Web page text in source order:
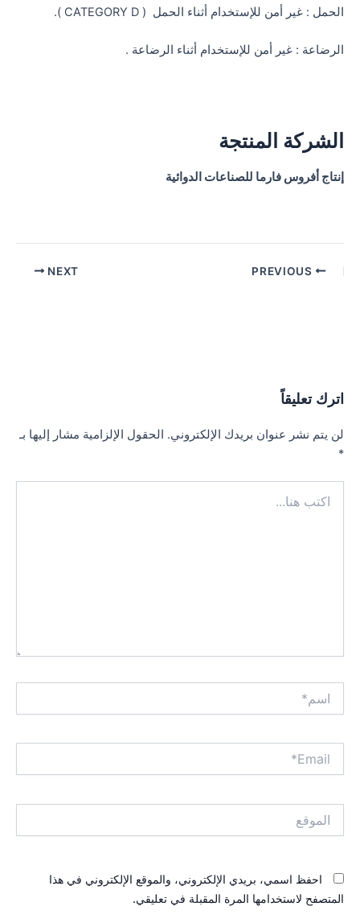
الحمل : غير أمن للإستخدام أثناء الحمل ( CATEGORY D ).
الرضاعة : غير أمن للإستخدام أثناء الرضاعة .
الشركة المنتجة
إنتاج أفروس فارما للصناعات الدوائية
Post
NEXT
اترك تعليقاً
لن يتم نشر عنوان بريدك الإلكتروني. الحقول الإلزامية مشار إليها بـ
*
هنا...
احفظ اسمي، بريدي الإلكتروني، والموقع الإلكتروني في هذا
المتصفح لاستخدامها المرة المقبلة في تعليقي.